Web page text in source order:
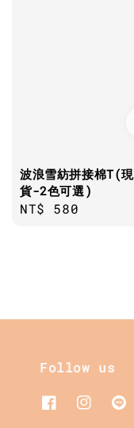
波浪雪紡拼接棉T(現
貨-2色可選)
Regular
NT$ 580
Follow us